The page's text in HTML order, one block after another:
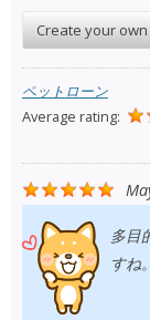
Create your
ペットローン
Average rating:
多目
すね